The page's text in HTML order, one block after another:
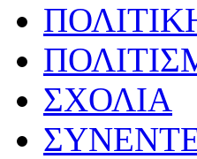
ΣΧΟΛΙΑ